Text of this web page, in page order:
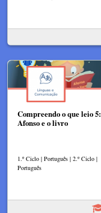
Compreendo o que leio 5:
Afonso e o livro
1.º Ciclo | Português | 2.º Ciclo |
Português